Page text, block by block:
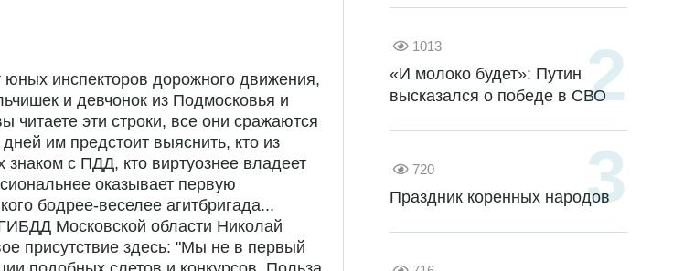
инспекторов дорожного движения,
и девчонок из Подмосковья и
читаете эти строки, все они сражаются
им предстоит выяснить, кто из
знаком с ПДД, кто виртуознее владеет
оказывает первую
бодрее-веселее агитбригада...
Московской области Николай
присутствие здесь: "Мы не в первый
1013
«И молоко будет»: Путин
высказался о победе в СВО
720
Праздник коренных народов